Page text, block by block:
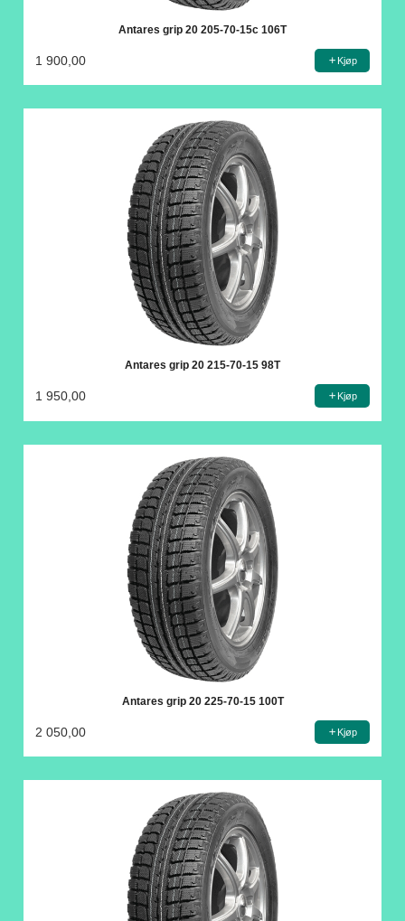
Antares grip 20 205-70-15c 106T
1 900,00 Kjøp
Antares grip 20 215-70-15 98T
1 950,00 Kjøp
Antares grip 20 225-70-15 100T
2 050,00 Kjøp